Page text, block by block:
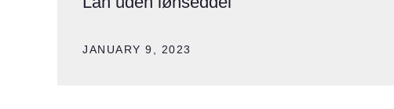
JANUARY 9, 2023